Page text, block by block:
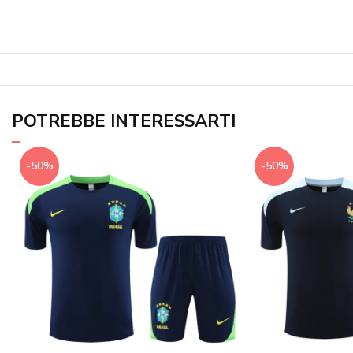
POTREBBE INTERESSARTI
-50% -50%